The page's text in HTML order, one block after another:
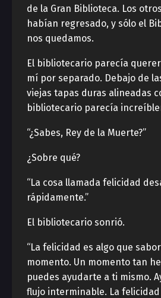
de la Gran Biblioteca. Los
habían regresado, y sólo el
nos quedamos.
El bibliotecario parecía
mí por separado. Debajo de
viejas tapas duras alineadas
bibliotecario parecía
“¿Sabes, Rey de la Muerte?”
¿Sobre qué?
“La cosa llamada felicidad
rápidamente.”
El bibliotecario sonrió.
“La felicidad es algo que
momento. Un momento tan
puedes ayudarte a ti mismo.
flujo interminable. La